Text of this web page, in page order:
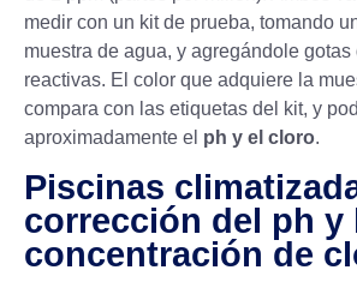
medir con un kit de prueba, tomando
muestra de agua, y agregándole
reactivas. El color que adquiere la
compara con las etiquetas del kit, y
aproximadamente el ph y el cloro.
Piscinas
corrección del ph y
concentración de